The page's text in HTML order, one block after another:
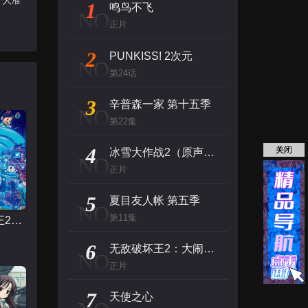
无敌破坏王2：大闹互联网
NO
1 鸣鸟不飞
正片
NO
2 PUNKISS! 2次元
第24话
NO
3 辛普森一家 第十五季
第22集
NO
4 冰雪大作战2（原声版）
正片
NO
5 夏目友人帐 第五季
第11集
NO
6 无敌破坏王2：大闹互联网
正片
7 天使之心
关闭